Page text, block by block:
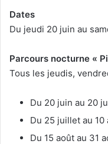
Dates
Du jeudi 20 juin au
Parcours nocturne «
Tous les jeudis,
Du 20 juin au 20
Du 25 juillet au 10
Du 15 août au 31